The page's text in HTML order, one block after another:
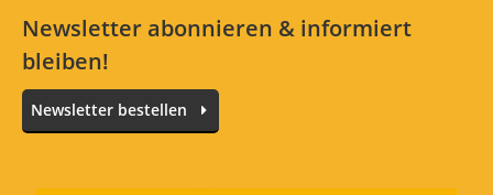
Newsletter abonnieren & informiert
bleiben!
Newsletter bestellen